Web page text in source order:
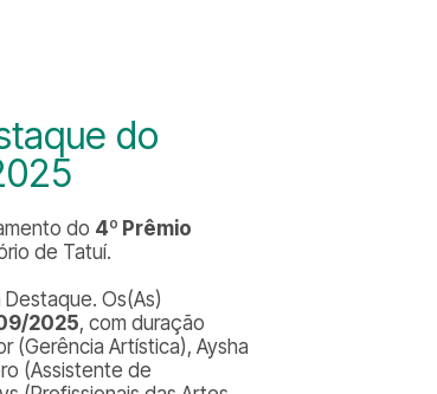
processos concluídos
do
do 4º Prêmio
de Tatuí.
Os(As)
2025, com duração
(Gerência Artística), Aysha
(Assistente de